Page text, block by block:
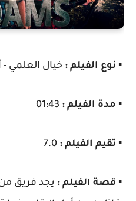
▪️ نوع الفيلم : خيال العلمي
▪️ مدة الفيلم :
▪️ تقيم الفيلم :
▪️ قصة الفيلم :